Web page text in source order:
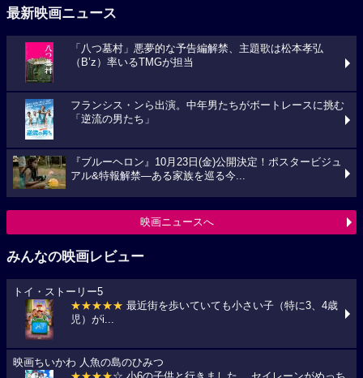
最新映画ニュース
「八つ墓村」悪夢的な予告編解禁、主題歌は松本孝弘
（B’z）率いるTMGが担当
フランシス・ンら出演。中年男たちがボートレースに挑む
「逆流の男たち」
『ブルーヘロン』10月23日(金)公開決定！ポスタービジュ
アル&特報解禁―ある家族を巡る今...
映画ニュースへ
みんなの映画レビュー
トイ・ストーリー5
★★★★★ 最近街を歩いていても小さい子（特に3、4歳
児）がi...
映画ちいかわ 人魚の島のひみつ